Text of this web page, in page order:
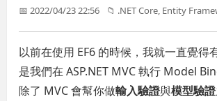
📅 2022/04/23 22:56 📁 .NET Core Entity
以前在使用 EF6 的時候，我就一直覺得
是我們在 ASP.NET MVC 執行 Model
除了 MVC 會幫你做輸入驗證與模型驗證